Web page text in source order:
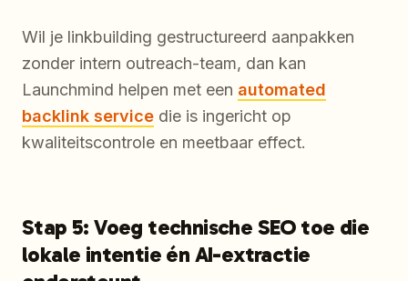
Wil je linkbuilding gestructureerd aanpakken
zonder intern outreach-team, dan kan
Launchmind helpen met een automated
backlink service die is ingericht op
kwaliteitscontrole en meetbaar effect.
Stap 5: Voeg technische SEO toe die
lokale intentie én AI-extractie